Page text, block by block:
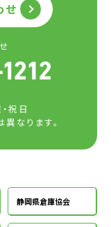
せ
祝日
なります。
静岡県倉庫協会